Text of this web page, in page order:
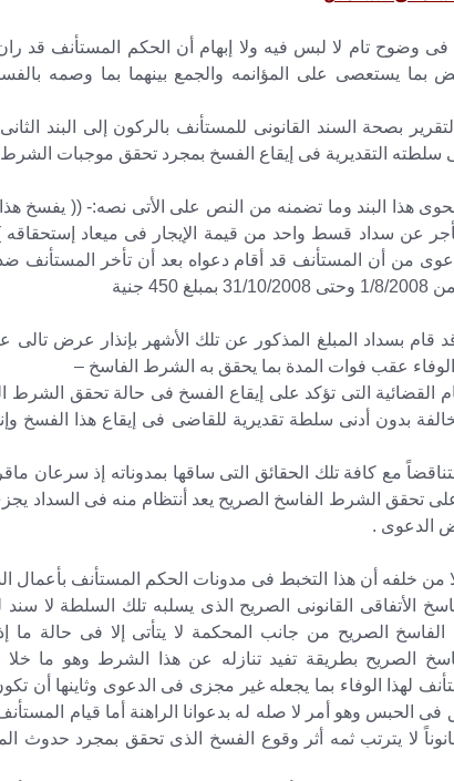
فى وضوح تام لا لبس فيه ولا إبهام أن الحكم المستأنف قد
بما يستعصى على المؤانمه والجمع بينهما بما وصمه
بصحة السند القانونى للمستأنف بالركون إلى البند
سلطته التقديرية فى إيقاع الفسخ بمجرد تحقق موجبات
هذا البند وما تضمنه من النص على الأتى نصه:- (( يفسخ هذا
عن سداد قسط واحد من قيمة الإيجار فى ميعاد
من أن المستأنف قد أقام دعواه بعد أن تأخر المستأنف
بسداد المبلغ المذكور عن تلك الأشهر بإنذار عرض تالى
القضائية التى تؤكد على إيقاع الفسخ فى حالة تحقق الشرط
بدون أدنى سلطة تقديرية للقاضى فى إيقاع هذا الفسخ
مع كافة تلك الحقائق التى ساقها بمدوناته إذ سرعان
تحقق الشرط الفاسخ الصريح يعد أنتظام منه فى السداد
الدعوى .
من خلفه أن هذا التخبط فى مدونات الحكم المستأنف بأعمال
الأتفاقى القانونى الصريح الذى يسلبه تلك السلطة لا
الصريح من جانب المحكمة لا يتأتى إلا فى حالة ما
الصريح بطريقة تفيد تنازله عن هذا الشرط وهو ما خلا
لهذا الوفاء بما يجعله غير مجزى فى الدعوى وثاينها أن
الحبس وهو أمر لا صله له بدعوانا الراهنة أما قيام
لا يترتب ثمه أثر وقوع الفسخ الذى تحقق بمجرد حدوث